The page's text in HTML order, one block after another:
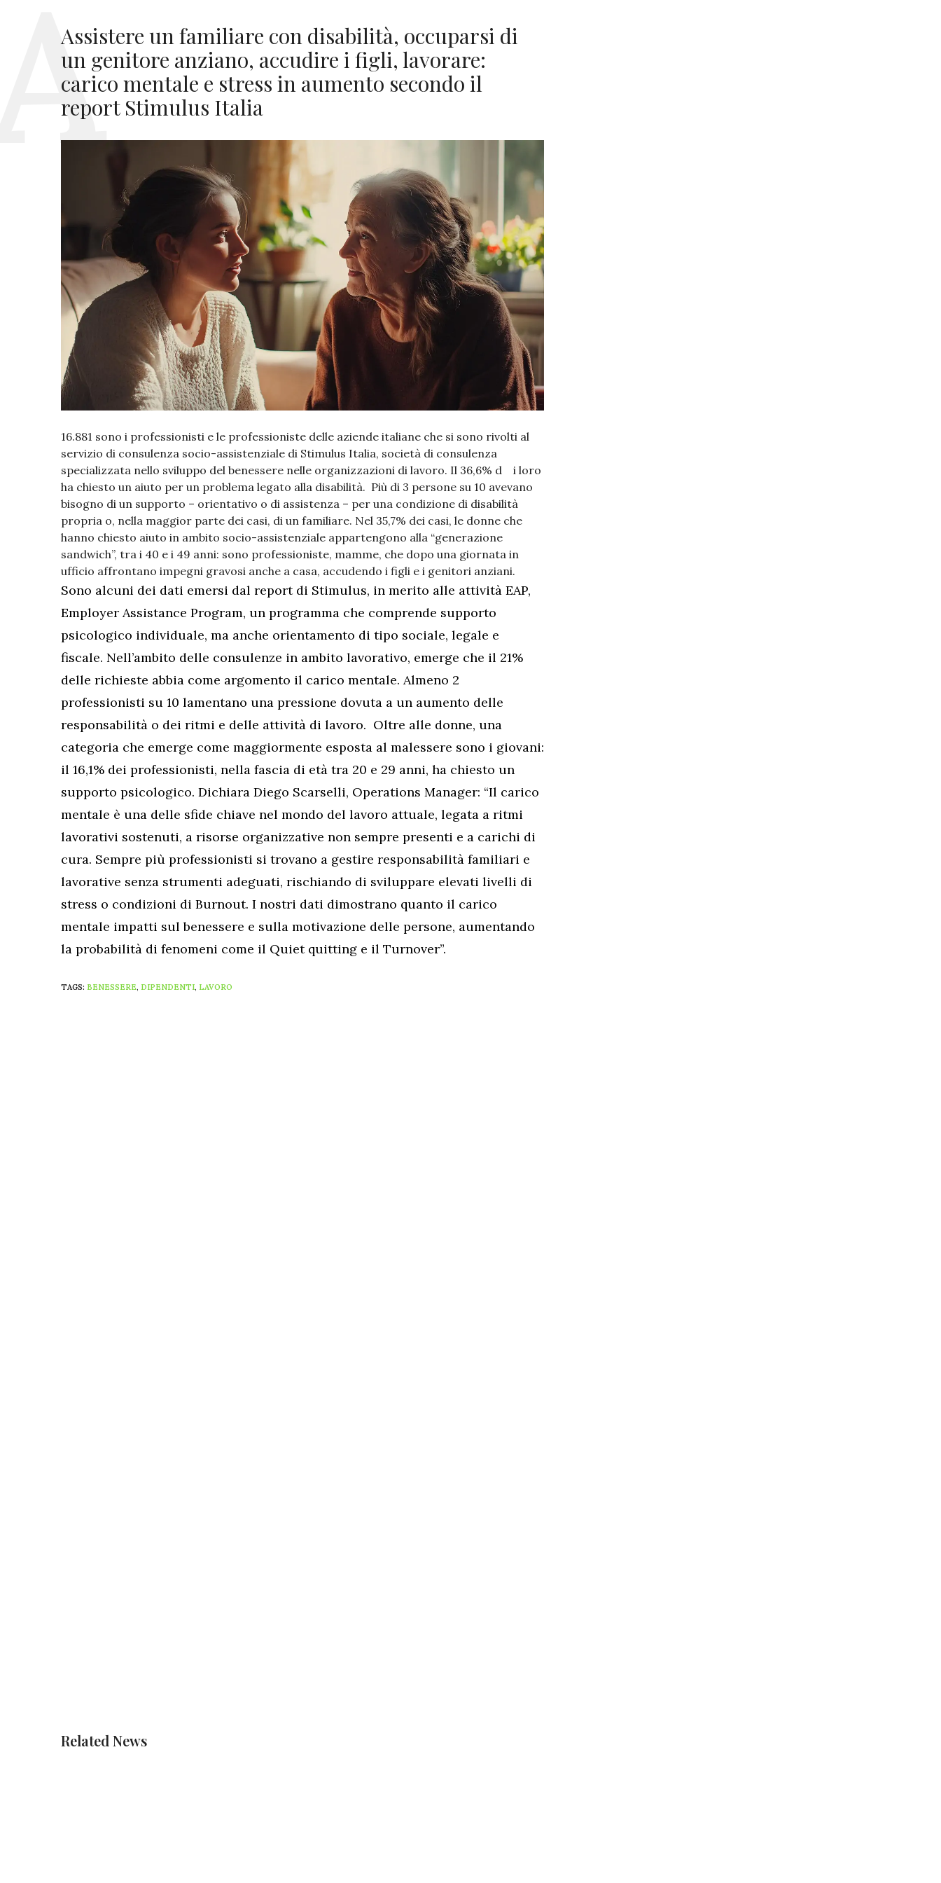
Assistere un familiare con disabilità, occuparsi di
un genitore anziano, accudire i figli, lavorare:
carico mentale e stress in aumento secondo il
report Stimulus Italia
16.881 sono i professionisti e le professioniste delle aziende italiane che si sono rivolti al
servizio di consulenza socio-assistenziale di Stimulus Italia, società di consulenza
specializzata nello sviluppo del benessere nelle organizzazioni di lavoro. Il 36,6% d i loro
ha chiesto un aiuto per un problema legato alla disabilità. Più di 3 persone su 10 avevano
bisogno di un supporto – orientativo o di assistenza – per una condizione di disabilità
propria o, nella maggior parte dei casi, di un familiare. Nel 35,7% dei casi, le donne che
hanno chiesto aiuto in ambito socio-assistenziale appartengono alla “generazione
sandwich”, tra i 40 e i 49 anni: sono professioniste, mamme, che dopo una giornata in
ufficio affrontano impegni gravosi anche a casa, accudendo i figli e i genitori anziani.
Sono alcuni dei dati emersi dal report di Stimulus, in merito alle attività EAP,
Employer Assistance Program, un programma che comprende supporto
psicologico individuale, ma anche orientamento di tipo sociale, legale e
fiscale. Nell’ambito delle consulenze in ambito lavorativo, emerge che il 21%
delle richieste abbia come argomento il carico mentale. Almeno 2
professionisti su 10 lamentano una pressione dovuta a un aumento delle
responsabilità o dei ritmi e delle attività di lavoro. Oltre alle donne, una
categoria che emerge come maggiormente esposta al malessere sono i giovani:
il 16,1% dei professionisti, nella fascia di età tra 20 e 29 anni, ha chiesto un
supporto psicologico. Dichiara Diego Scarselli, Operations Manager: “Il carico
mentale è una delle sfide chiave nel mondo del lavoro attuale, legata a ritmi
lavorativi sostenuti, a risorse organizzative non sempre presenti e a carichi di
cura. Sempre più professionisti si trovano a gestire responsabilità familiari e
lavorative senza strumenti adeguati, rischiando di sviluppare elevati livelli di
stress o condizioni di Burnout. I nostri dati dimostrano quanto il carico
mentale impatti sul benessere e sulla motivazione delle persone, aumentando
la probabilità di fenomeni come il Quiet quitting e il Turnover”.
TAGS: BENESSERE, DIPENDENTI, LAVORO
Related News